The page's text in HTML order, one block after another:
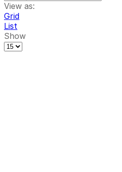
View as:
Grid
List
Show